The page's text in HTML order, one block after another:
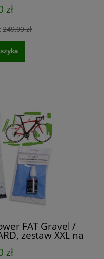
zł
249,00 zł
FAT Gravel /
zestaw XXL na
zł